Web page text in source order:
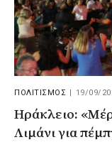
ΠΟΛΙΤΙΣΜΟΣ 19/09/
Ηράκλειο:
Λιμάνι για